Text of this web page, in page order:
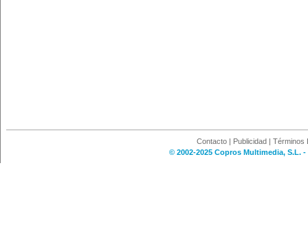
Contacto | Publicidad | Términos
© 2002-2025 Copros Multimedia, S.L.